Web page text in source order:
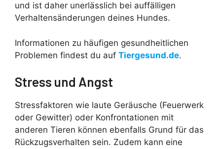
und ist daher unerlässlich bei auffälligen
Verhaltensänderungen deines Hundes.
Informationen zu häufigen gesundheitlichen
Problemen findest du auf Tiergesund.de.
Stress und Angst
Stressfaktoren wie laute Geräusche (Feuerwerk
oder Gewitter) oder Konfrontationen mit
anderen Tieren können ebenfalls Grund für das
Rückzugsverhalten sein. Zudem kann eine